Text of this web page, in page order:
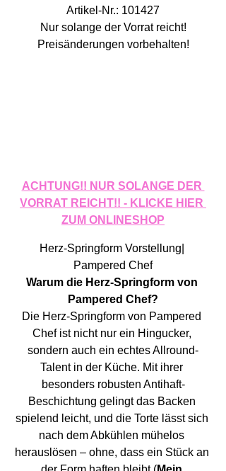
Artikel-Nr.: 101427
Nur solange der Vorrat reicht!
Preisänderungen vorbehalten!
ACHTUNG!! NUR SOLANGE DER
VORRAT REICHT!! - KLICKE HIER
ZUM ONLINESHOP
Herz-Springform Vorstellung|
Pampered Chef
Warum die Herz-Springform von
Pampered Chef?
Die Herz-Springform von Pampered
Chef ist nicht nur ein Hingucker,
sondern auch ein echtes Allround-
Talent in der Küche. Mit ihrer
besonders robusten Antihaft-
Beschichtung gelingt das Backen
spielend leicht, und die Torte lässt sich
nach dem Abkühlen mühelos
herauslösen – ohne, dass ein Stück an